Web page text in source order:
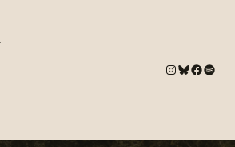
# Bluesky # Spotify